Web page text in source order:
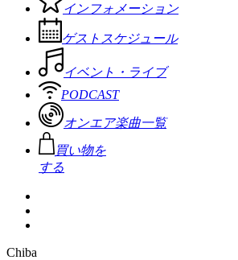
インフォメーション
ゲストスケジュール
イベント・ライブ
PODCAST
オンエア楽曲一覧
買い物を
する
Chiba